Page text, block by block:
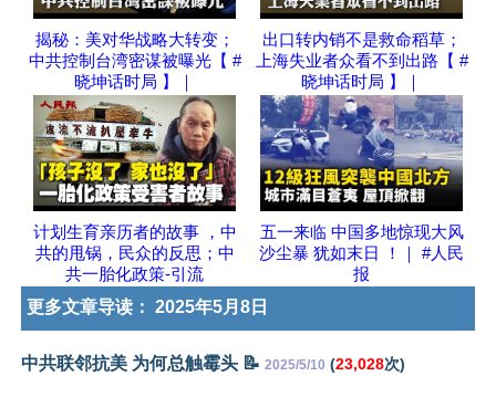
揭秘：美对华战略大转变；
中共控制台湾密谋被曝光【 #
晓坤话时局 】｜
出口转内销不是救命稻草；
上海失业者众看不到出路【 #
晓坤话时局 】｜
计划生育亲历者的故事 ，中
共的甩锅，民众的反思；中
共一胎化政策-引流
五一来临 中国多地惊现大风
沙尘暴 犹如末日 ！｜ #人民
报
更多文章导读： 2025年5月8日
中共联邻抗美 为何总触霉头 📝 2025/5/10 (23,028次)